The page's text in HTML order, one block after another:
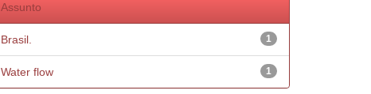
Assunto
1
Brasil.
1
Water flow